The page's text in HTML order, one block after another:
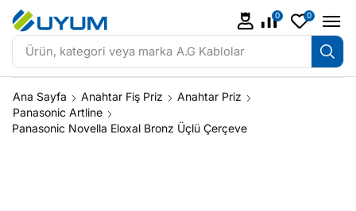
Ürün, kategori veya marka A.G Kablolar
0 0
Ana Sayfa Anahtar Fiş Priz
Anahtar Priz
Panasonic Artline
Panasonic Novella Eloxal Bronz Üçlü Çerçeve